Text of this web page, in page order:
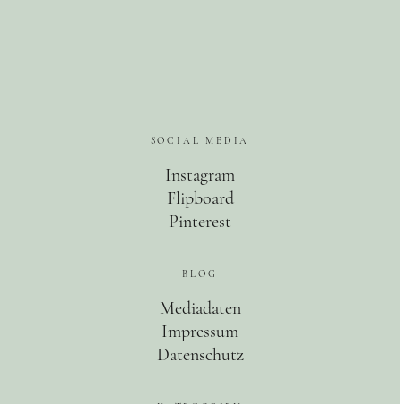
SOCIAL MEDIA
Instagram
Flipboard
Pinterest
BLOG
Mediadaten
Impressum
Datenschutz